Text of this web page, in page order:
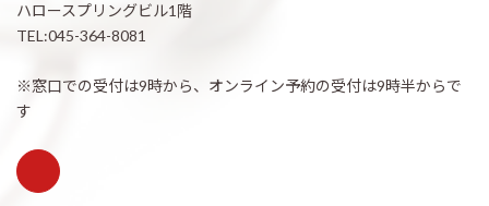
ハロースプリングビル1階
TEL:045-364-8081
※窓口での受付は9時から、オンライン予約の受付は9時半からで
す